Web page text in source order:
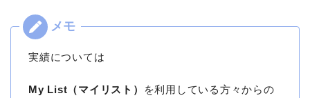
実績については
My List（マイリスト） を利用している方々からの